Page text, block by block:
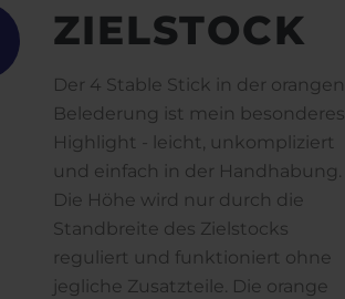
ZIELSTOCK
Der 4 Stable Stick in der orangen
Belederung ist mein besonderes
Highlight - leicht, unkompliziert
und einfach in der Handhabung.
Die Höhe wird nur durch die
Standbreite des Zielstocks
reguliert und funktioniert ohne
jegliche Zusatzteile. Die orange